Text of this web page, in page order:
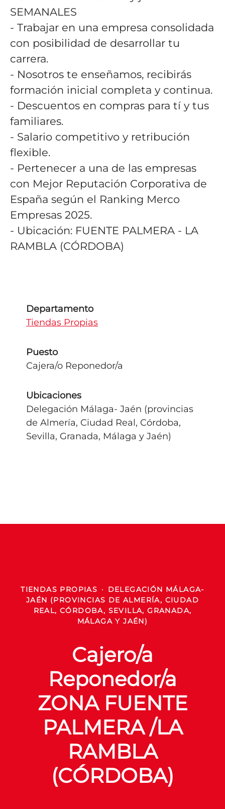
SEMANALES
- Trabajar en una empresa consolidada
con posibilidad de desarrollar tu
carrera.
- Nosotros te enseñamos, recibirás
formación inicial completa y continua.
- Descuentos en compras para tí y tus
familiares.
- Salario competitivo y retribución
flexible.
- Pertenecer a una de las empresas
con Mejor Reputación Corporativa de
España según el Ranking Merco
Empresas 2025.
- Ubicación: FUENTE PALMERA - LA
RAMBLA (CÓRDOBA)
Departamento
Tiendas Propias
Puesto
Cajera/o Reponedor/a
Ubicaciones
Delegación Málaga- Jaén (provincias
de Almería, Ciudad Real, Córdoba,
Sevilla, Granada, Málaga y Jaén)
TIENDAS PROPIAS ·
DELEGACIÓN MÁLAGA-
JAÉN (PROVINCIAS DE ALMERÍA, CIUDAD
REAL, CÓRDOBA, SEVILLA, GRANADA,
MÁLAGA Y JAÉN)
Cajero/a
Reponedor/a
ZONA FUENTE
PALMERA /LA
RAMBLA
(CÓRDOBA)